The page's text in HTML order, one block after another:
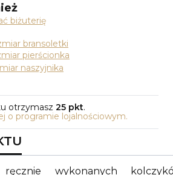
biżuterię
bransoletki
pierścionka
naszyjnika
otrzymasz 25 pkt.
o programie lojalnościowym.
wykonanych